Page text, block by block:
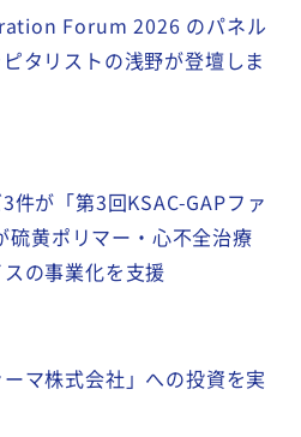
Forum 2026 のパネル
タリストの浅野が登壇しま
件が「第3回KSAC-GAPファ
黄ポリマー・心不全治療
の事業化を支援
マ株式会社」への投資を実